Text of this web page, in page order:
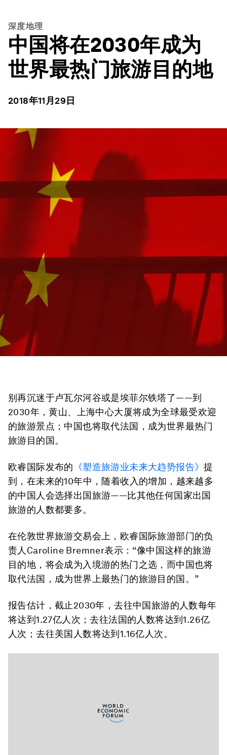
深度地理
中国将在2030年成为
世界最热门旅游目的地
2018年11月29日
别再沉迷于卢瓦尔河谷或是埃菲尔铁塔了——到
2030年，黄山、上海中心大厦将成为全球最受欢迎
的旅游景点；中国也将取代法国，成为世界最热门
旅游目的国。
欧睿国际发布的 《塑造旅游业未来大趋势报告》提
到，在未来的10年中，随着收入的增加，越来越多
的中国人会选择出国旅游——比其他任何国家出国
旅游的人数都要多。
在伦敦世界旅游交易会上，欧睿国际旅游部门的负
责人Caroline Bremner表示：“像中国这样的旅游
目的地，将会成为入境游的热门之选，而中国也将
取代法国，成为世界上最热门的旅游目的国。”
报告估计，截止2030年，去往中国旅游的人数每年
将达到1.27亿人次；去往法国的人数将达到1.26亿
人次；去往美国人数将达到1.16亿人次。